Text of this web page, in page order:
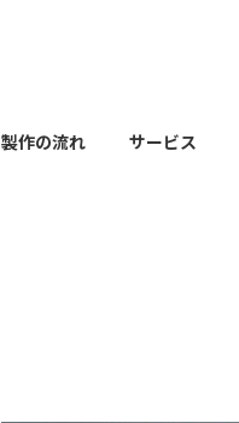
製作の流れ サービス